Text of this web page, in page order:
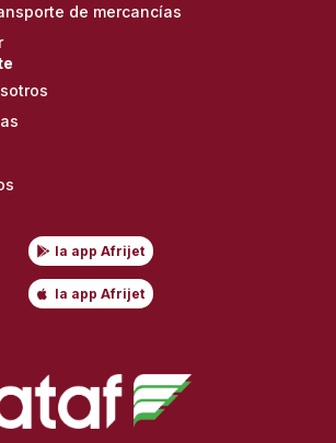
de mercancías
la app Afrijet
la app Afrijet